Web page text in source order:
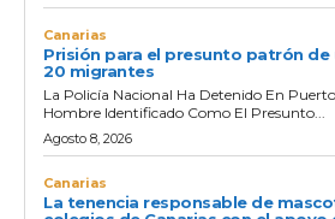
Canarias
Prisión para el presunto patrón de
20 migrantes
La Policía Nacional Ha Detenido En
Hombre Identificado Como El Presunto...
Agosto 8, 2026
Canarias
La tenencia responsable de